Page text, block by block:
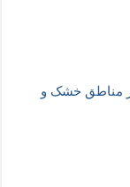
مناطق خشک و